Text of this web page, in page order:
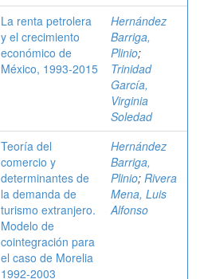
La renta petrolera
y el crecimiento
económico de
México, 1993-2015
Hernández
Barriga,
Plinio;
Trinidad
García,
Virginia
Soledad
Teoría del
comercio y
determinantes de
la demanda de
turismo extranjero.
Modelo de
cointegración para
el caso de Morelia
1992-2003
Hernández
Barriga,
Plinio; Rivera
Mena, Luis
Alfonso